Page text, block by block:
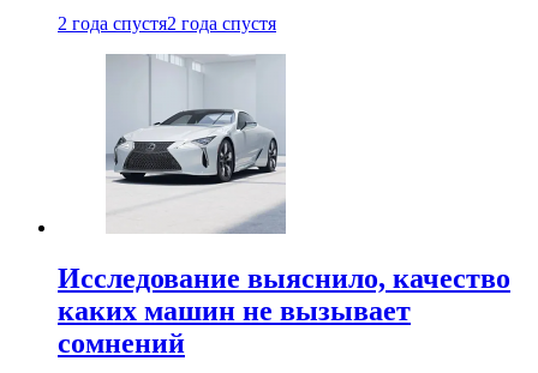
2 года спустя2 года спустя
Исследование выяснило, качество
каких машин не вызывает
сомнений